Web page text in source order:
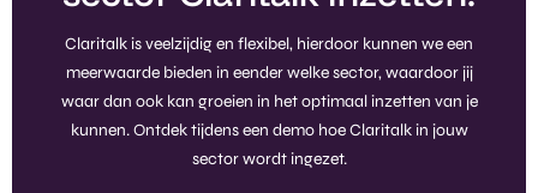
Claritalk is veelzijdig en flexibel, hierdoor kunnen we een
meerwaarde bieden in eender welke sector, waardoor jij
waar dan ook kan groeien in het optimaal inzetten van je
kunnen. Ontdek tijdens een demo hoe Claritalk in jouw
sector wordt ingezet.